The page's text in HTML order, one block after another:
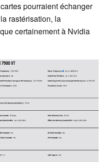
pourraient échanger
rastérisation, la
certainement à Nvidia